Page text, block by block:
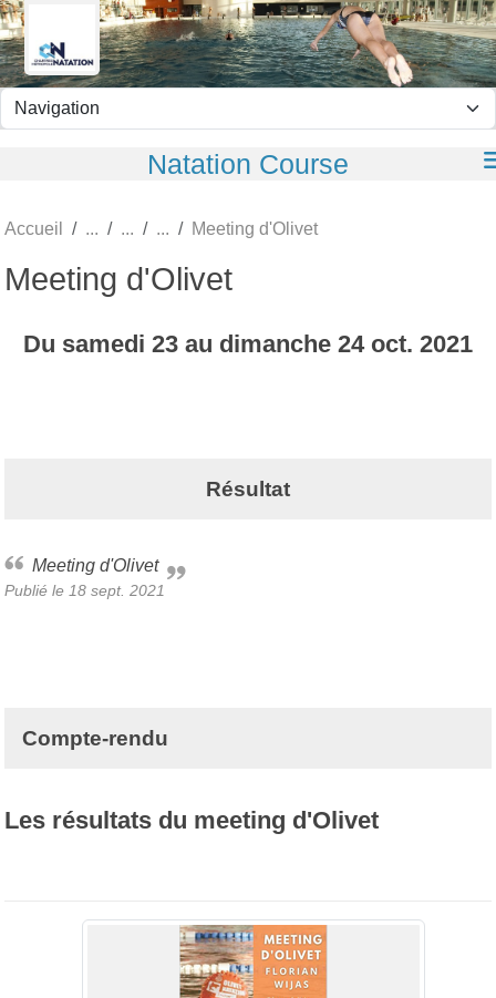
Natation Course
Accueil Meeting d'Olivet
Meeting d'Olivet
Du samedi 23 au dimanche 24 oct. 2021
Résultat
Meeting d'Olivet
Publié le 18 sept. 2021
Compte-rendu
Les résultats du meeting d'Olivet
Panneau de gestion des cookies